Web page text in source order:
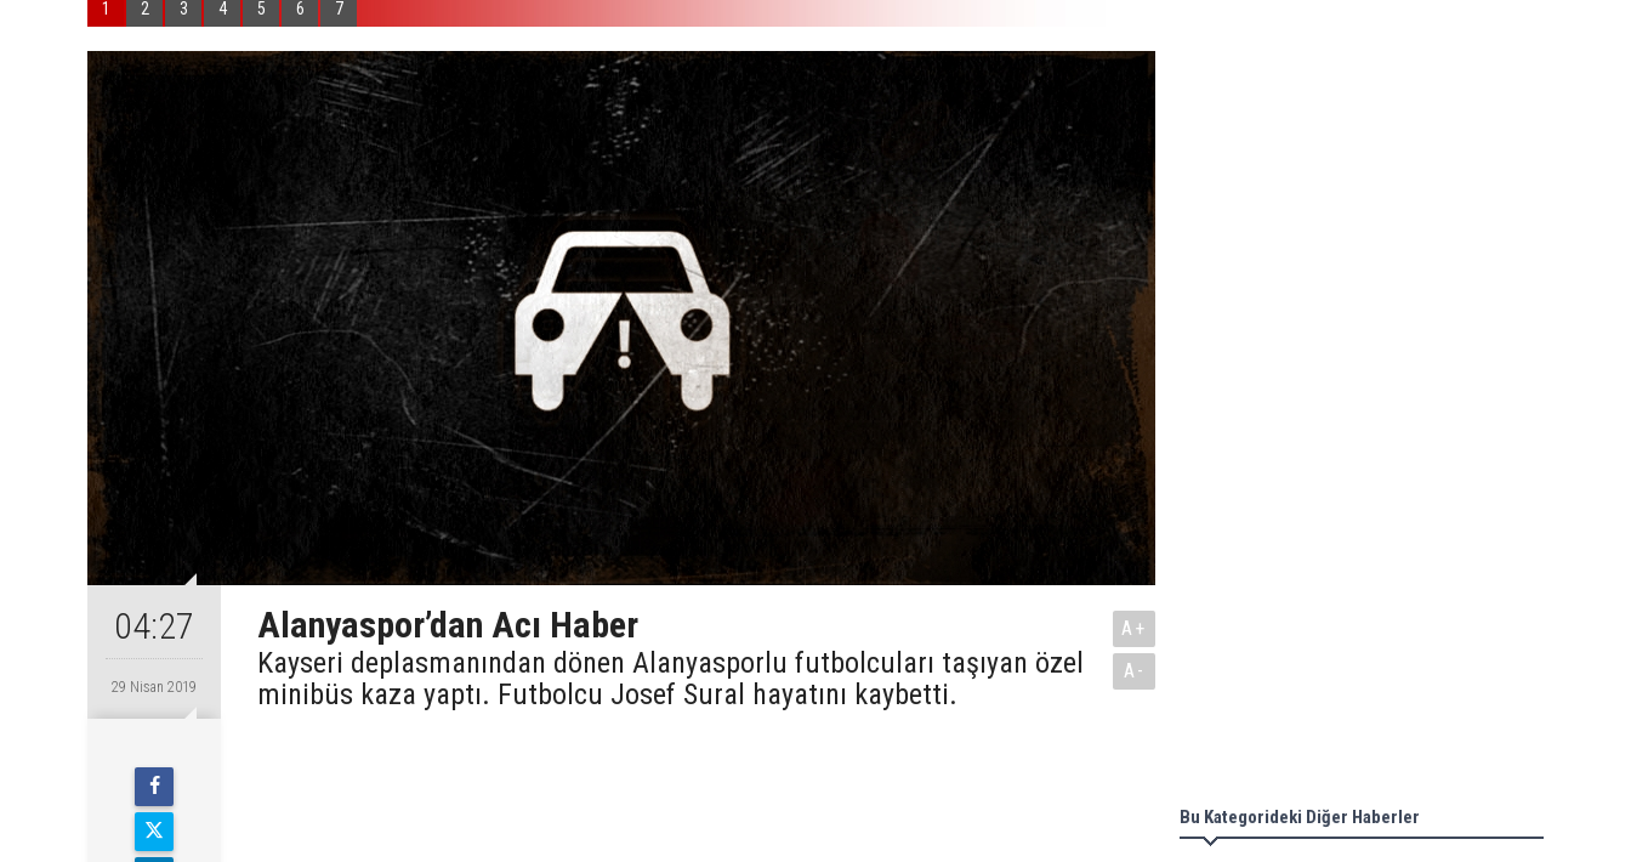
1 2 3 4 5 6 7
04:27
29 Nisan 2019
Alanyaspor’dan Acı Haber
Kayseri deplasmanından dönen Alanyasporlu futbolcuları taşıyan özel
minibüs kaza yaptı. Futbolcu Josef Sural hayatını kaybetti.
A+
A-
Bu Kategorideki Diğer Haberler